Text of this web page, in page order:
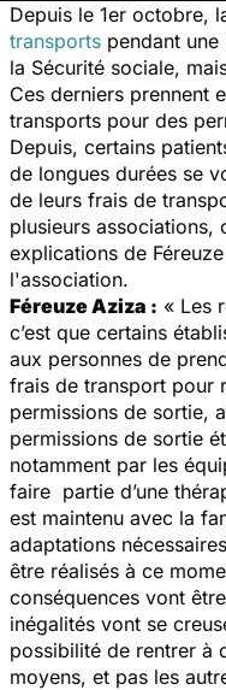
Depuis le 1er octobre,
transports pendant
la Sécurité sociale,
Ces derniers prennent
transports pour des
Depuis, certains
de longues durées se
de leurs frais de
plusieurs associations,
explications de
l'association.
Féreuze Aziza : « Les
c’est que certains
aux personnes de
frais de transport pour
permissions de sortie,
permissions de sortie
notamment par les
faire partie d’une
est maintenu avec la
adaptations
être réalisés à ce
conséquences vont
inégalités vont se
possibilité de rentrer à
moyens, et pas les